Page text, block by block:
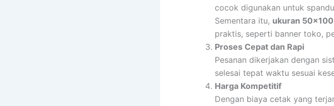
cocok digunakan untuk
Sementara itu, ukuran
praktis, seperti banner toko,
Proses Cepat dan Rapi
Pesanan dikerjakan dengan
selesai tepat waktu sesuai
Harga Kompetitif
Dengan biaya cetak yang